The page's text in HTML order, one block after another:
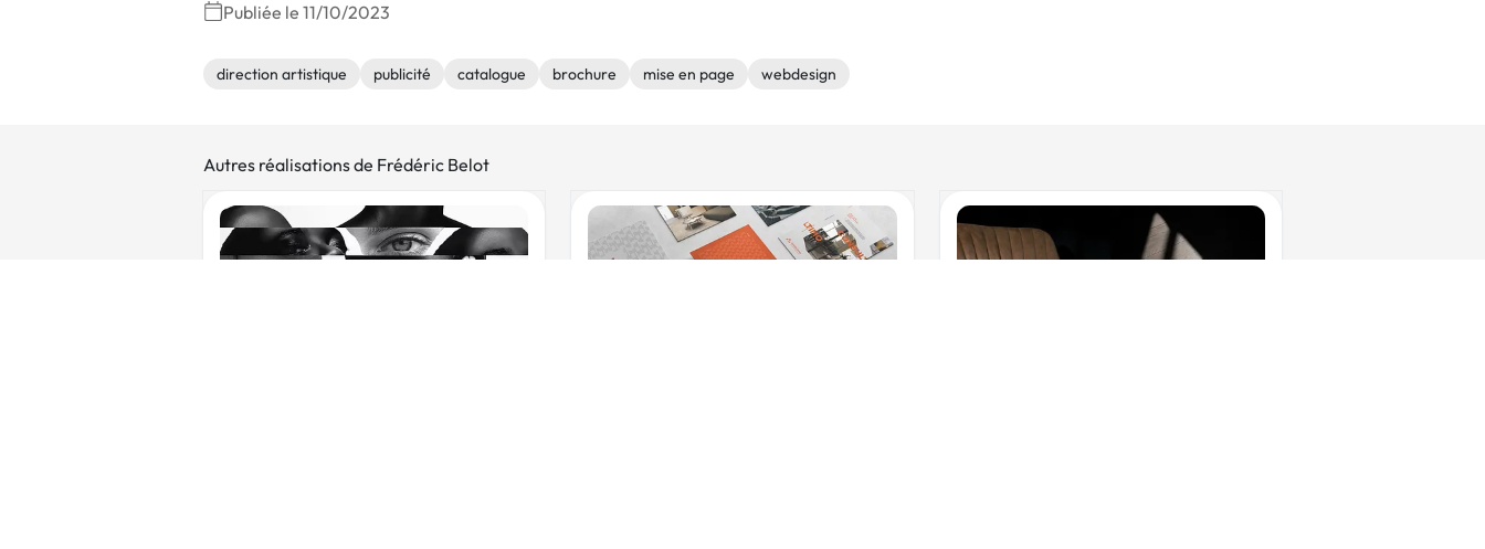
Publiée le 11/10/2023
direction artistique publicité catalogue brochure mise en page webdesign
Autres réalisations de Frédéric Belot